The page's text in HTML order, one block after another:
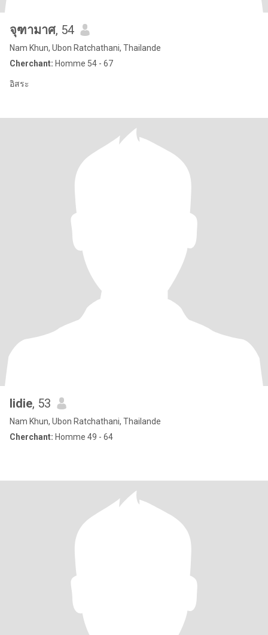
จุฑามาศ, 54
Nam Khun, Ubon Ratchathani, Thailande
Cherchant: Homme 54 - 67
อิสระ
lidie, 53
Nam Khun, Ubon Ratchathani, Thailande
Cherchant: Homme 49 - 64